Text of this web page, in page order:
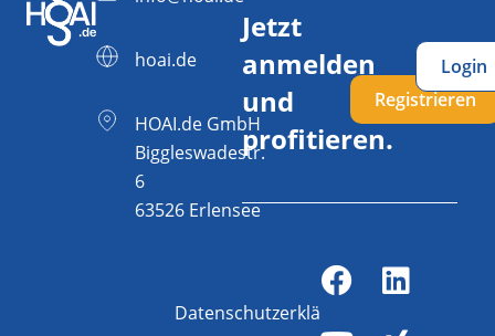
hoai.de
HOAI.de GmbH
Biggleswadestr.
6
63526 Erlensee
Jetzt
anmelden
und
profitieren.
Registrieren
Login
Datenschutzerklärung